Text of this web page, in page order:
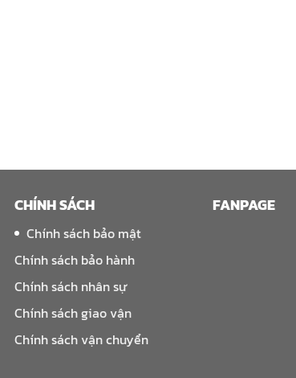
CHÍNH SÁCH
Chính sách bảo mật
Chính sách bảo hành
Chính sách nhân sự
Chính sách giao vận
Chính sách vận chuyển
FANPAGE